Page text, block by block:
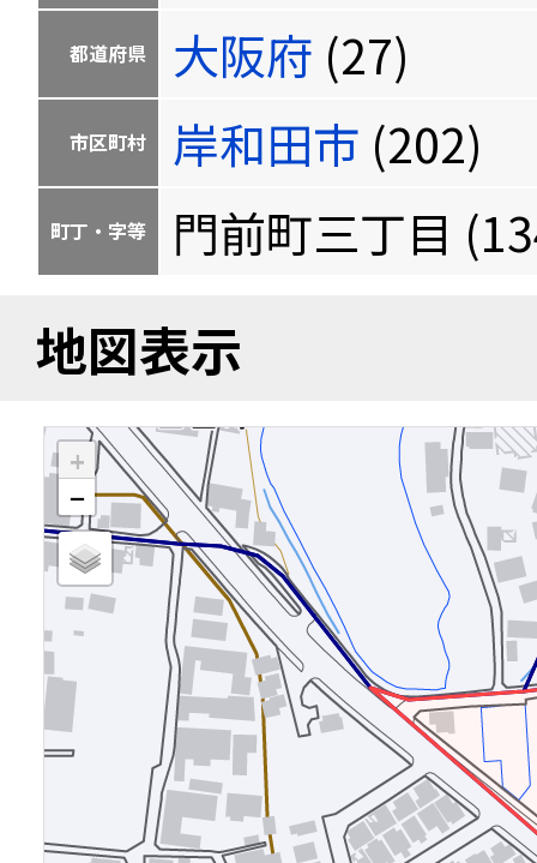
都道府県 大阪府 (27)
市区町村 岸和田市 (202)
町丁・字等 門前町三丁目
地図表示
+
−